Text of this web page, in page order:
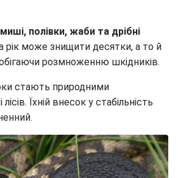
миші, полівки, жаби та дрібні
рік може знищити десятки, а то й
розмноженню шкідників.
стають природними
Їхній внесок у стабільність